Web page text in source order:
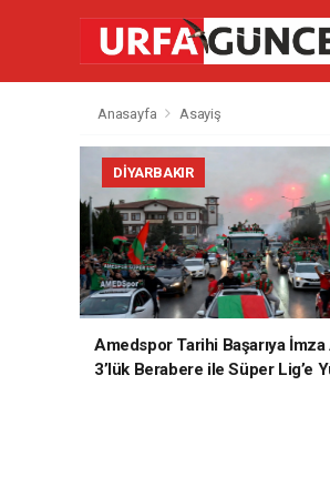
Anasayfa Asayiş
DIYARBAKIR
Amedspor Tarihi Başarıya İmza
3’lük Berabere ile Süper Lig’e